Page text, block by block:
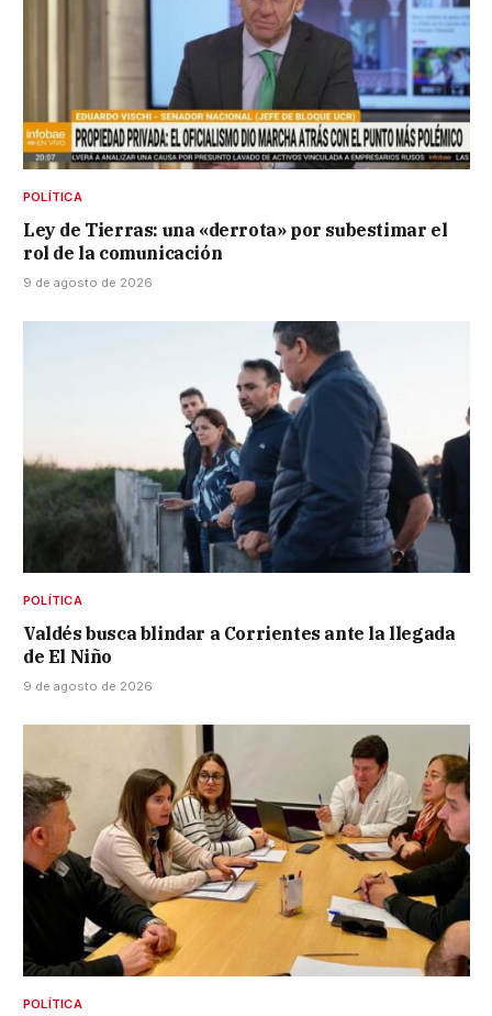
POLÍTICA
Ley de Tierras: una «derrota» por subestimar el
rol de la comunicación
9 de agosto de 2026
POLÍTICA
Valdés busca blindar a Corrientes ante la llegada
de El Niño
9 de agosto de 2026
POLÍTICA